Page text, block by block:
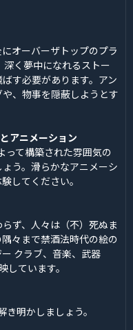
オーバーザトップのプラ
深く夢中になれるストー
す必要があります。アン
、物事を隠蔽しようとす
アニメーション
って構築された雰囲気の
う。滑らかなアニメーシ
してください。
ず、人々は（不）死ぬま
々まで禁酒法時代の絵の
クラブ、音楽、武器
しています。
明かしましょう。